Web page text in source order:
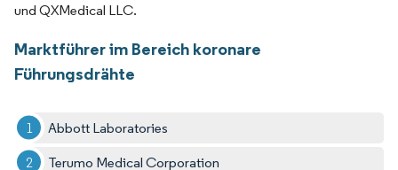
und QXMedical LLC.
Marktführer im Bereich koronare
Führungsdrähte
Abbott Laboratories
Terumo Medical Corporation